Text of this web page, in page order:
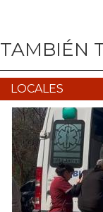
TAMBIÉN
LOCALES